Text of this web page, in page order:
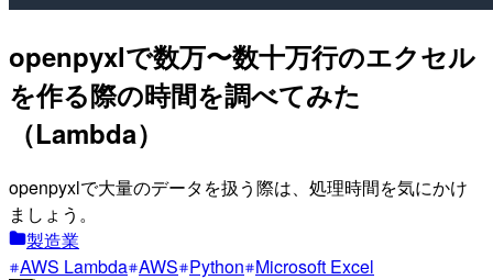
openpyxlで数万〜数十万行のエクセル
を作る際の時間を調べてみた
（Lambda）
openpyxlで大量のデータを扱う際は、処理時間を気にかけ
ましょう。
製造業
AWS Lambda AWS Python Microsoft Excel